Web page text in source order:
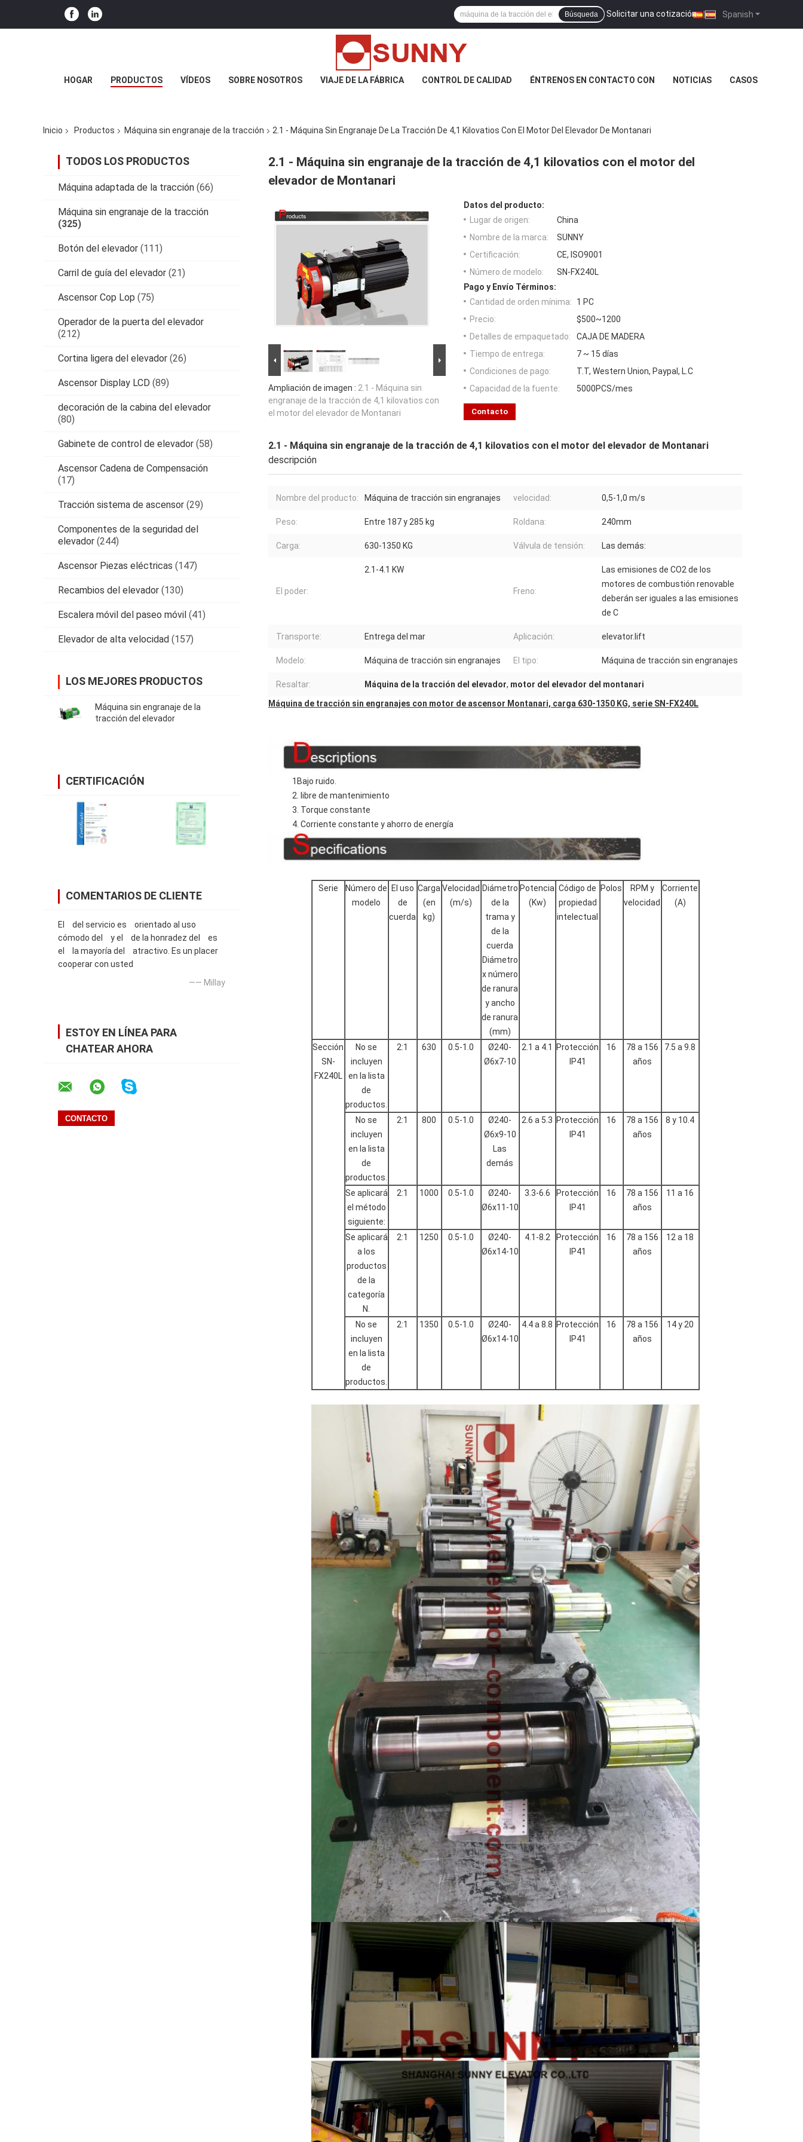
Spanish
Solicitar una cotización |
Búsqueda
HOGAR PRODUCTOS VÍDEOS SOBRE NOSOTROS VIAJE DE LA FÁBRICA CONTROL DE CALIDAD ÉNTRENOS EN CONTACTO CON NOTICIAS CASOS
Inicio Productos Máquina sin engranaje de la tracción 2.1 - Máquina Sin Engranaje De La Tracción De 4,1 Kilovatios Con El Motor Del Elevador De Montanari
TODOS LOS PRODUCTOS
Máquina adaptada de la tracción (66)
Máquina sin engranaje de la tracción
(325)
Botón del elevador (111)
Carril de guía del elevador (21)
Ascensor Cop Lop (75)
Operador de la puerta del elevador
(212)
Cortina ligera del elevador (26)
Ascensor Display LCD (89)
decoración de la cabina del elevador
(80)
Gabinete de control de elevador (58)
Ascensor Cadena de Compensación
(17)
Tracción sistema de ascensor (29)
Componentes de la seguridad del
elevador (244)
Ascensor Piezas eléctricas (147)
Recambios del elevador (130)
Escalera móvil del paseo móvil (41)
Elevador de alta velocidad (157)
LOS MEJORES PRODUCTOS
Máquina sin engranaje de la
tracción del elevador
CERTIFICACIÓN
COMENTARIOS DE CLIENTE
El del servicio es orientado al uso
cómodo del y el de la honradez del es
el la mayoría del atractivo. Es un placer
cooperar con usted
—— Millay
ESTOY EN LÍNEA PARA
CHATEAR AHORA
2.1 - Máquina sin engranaje de la tracción de 4,1 kilovatios con el motor del
elevador de Montanari
Ampliación de imagen : 2.1 - Máquina sin
engranaje de la tracción de 4,1 kilovatios con
el motor del elevador de Montanari
Datos del producto:
Lugar de origen:
China
Nombre de la marca:
SUNNY
Certificación:
CE, ISO9001
Número de modelo:
SN-FX240L
Pago y Envío Términos:
Cantidad de orden mínima:
1 PC
Precio:
$500~1200
Detalles de empaquetado:
CAJA DE MADERA
Tiempo de entrega:
7 ~ 15 días
Condiciones de pago:
T.T, Western Union, Paypal, L.C
Capacidad de la fuente:
5000PCS/mes
Contacto
2.1 - Máquina sin engranaje de la tracción de 4,1 kilovatios con el motor del elevador de Montanari
descripción
Nombre del producto: Máquina de tracción sin engranajes velocidad: 0,5-1,0 m/s
Peso: Entre 187 y 285 kg Roldana: 240mm
Carga: 630-1350 KG Válvula de tensión: Las demás:
El poder:
2.1-4.1 KW
Freno:
Las emisiones de CO2 de los
motores de combustión renovable
deberán ser iguales a las emisiones
de C
Transporte: Entrega del mar Aplicación: elevator.lift
Modelo: Máquina de tracción sin engranajes El tipo: Máquina de tracción sin engranajes
Resaltar: Máquina de la tracción del elevador, motor del elevador del montanari
Máquina de tracción sin engranajes con motor de ascensor Montanari, carga 630-1350 KG, serie SN-FX240L
1Bajo ruido.
2. libre de mantenimiento
3. Torque constante
4. Corriente constante y ahorro de energía
Serie
Número de
modelo
El uso
de
cuerda
Carga
(en
kg)
Velocidad
(m/s)
Diámetro
de la
trama y
de la
cuerda
Diámetro
x número
de ranura
y ancho
de ranura
(mm)
Potencia
(Kw)
Código de
propiedad
intelectual
Polos
RPM y
velocidad
Corriente
(A)
Sección
SN-
FX240L
No se
incluyen
en la lista
de
productos.
2:1 630 0.5-1.0
Ø240-
Ø6x7-10
2.1 a 4.1
Protección
IP41
16
78 a 156
años
7.5 a 9.8
No se
incluyen
en la lista
de
productos.
2:1 800 0.5-1.0
Ø240-
Ø6x9-10
Las
demás
2.6 a 5.3 Protección
IP41
16
78 a 156
años
8 y 10.4
Se aplicará
el método
siguiente:
2:1 1000 0.5-1.0
Ø240-
Ø6x11-10
3.3-6.6
Protección
IP41
16
78 a 156
años
11 a 16
Se aplicará
a los
productos
de la
categoría
N.
2:1 1250 0.5-1.0
Ø240-
Ø6x14-10
4.1-8.2
Protección
IP41
16
78 a 156
años
12 a 18
No se
incluyen
en la lista
de
productos.
2:1 1350 0.5-1.0
Ø240-
Ø6x14-10
4.4 a 8.8 Protección
IP41
16
78 a 156
años
14 y 20